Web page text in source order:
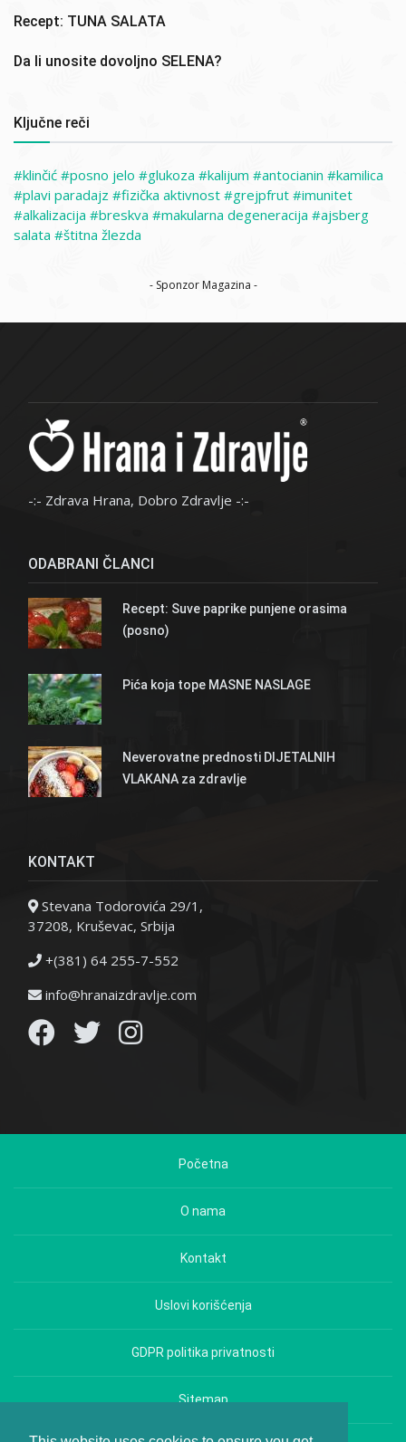
Recept: TUNA SALATA
Da li unosite dovoljno SELENA?
Ključne reči
klinčić posno jelo glukoza kalijum antocianin
kamilica
plavi paradajz
fizička aktivnost grejpfrut
imunitet
alkalizacija
breskva makularna degeneracija
ajsberg
salata
štitna žlezda
- Sponzor Magazina -
-:- Zdrava Hrana, Dobro Zdravlje -:-
ODABRANI ČLANCI
Recept: Suve paprike punjene orasima
(posno)
Pića koja tope MASNE NASLAGE
Neverovatne prednosti DIJETALNIH
VLAKANA za zdravlje
KONTAKT
Stevana Todorovića 29/1,
37208, Kruševac, Srbija
+(381) 64 255-7-552
info@hranaizdravlje.com
Početna
O nama
Kontakt
Uslovi korišćenja
GDPR politika privatnosti
Sitemap